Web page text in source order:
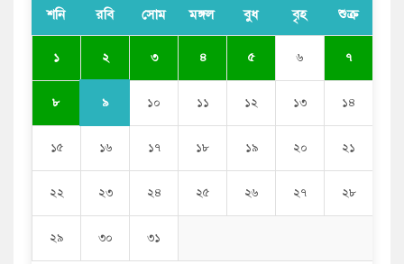
শনি রবি সোম মঙ্গল বুধ বৃহ শুক্র
১ ২ ৩ ৪ ৫ ৬ ৭
৮ ৯ ১০ ১১ ১২ ১৩ ১৪
১৫ ১৬ ১৭ ১৮ ১৯ ২০ ২১
২২ ২৩ ২৪ ২৫ ২৬ ২৭ ২৮
২৯ ৩০ ৩১